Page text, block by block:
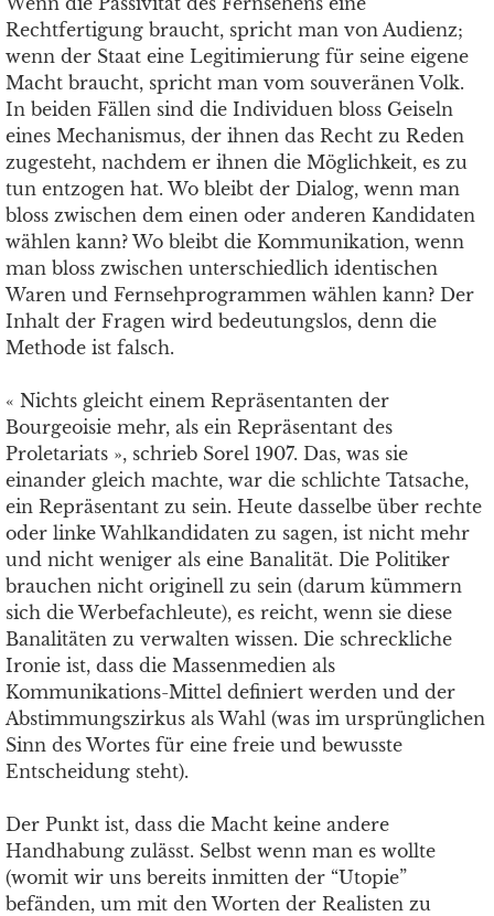
Rechtfertigung braucht, spricht man von Audienz;
wenn der Staat eine Legitimierung für seine eigene
Macht braucht, spricht man vom souveränen Volk.
In beiden Fällen sind die Individuen bloss Geiseln
eines Mechanismus, der ihnen das Recht zu Reden
zugesteht, nachdem er ihnen die Möglichkeit, es zu
tun entzogen hat. Wo bleibt der Dialog, wenn man
bloss zwischen dem einen oder anderen Kandidaten
wählen kann? Wo bleibt die Kommunikation, wenn
man bloss zwischen unterschiedlich identischen
Waren und Fernsehprogrammen wählen kann? Der
Inhalt der Fragen wird bedeutungslos, denn die
Methode ist falsch.
« Nichts gleicht einem Repräsentanten der
Bourgeoisie mehr, als ein Repräsentant des
Proletariats », schrieb Sorel 1907. Das, was sie
einander gleich machte, war die schlichte Tatsache,
ein Repräsentant zu sein. Heute dasselbe über rechte
oder linke Wahlkandidaten zu sagen, ist nicht mehr
und nicht weniger als eine Banalität. Die Politiker
brauchen nicht originell zu sein (darum kümmern
sich die Werbefachleute), es reicht, wenn sie diese
Banalitäten zu verwalten wissen. Die schreckliche
Ironie ist, dass die Massenmedien als
Kommunikations-Mittel definiert werden und der
Abstimmungszirkus als Wahl (was im ursprünglichen
Sinn des Wortes für eine freie und bewusste
Entscheidung steht).
Der Punkt ist, dass die Macht keine andere
Handhabung zulässt. Selbst wenn man es wollte
(womit wir uns bereits inmitten der “Utopie”
befänden, um mit den Worten der Realisten zu